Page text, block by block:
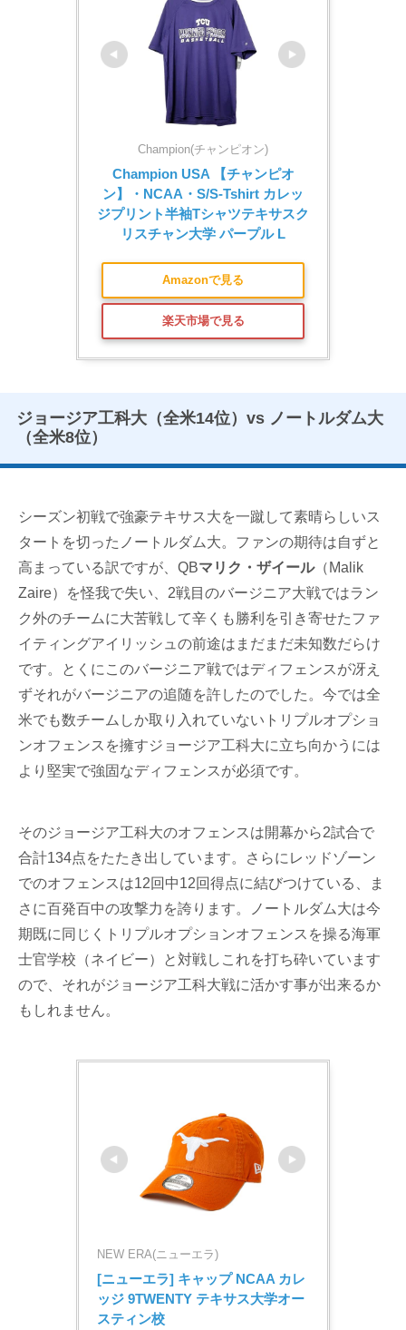
Champion(チャンピオン)
Champion USA 【チャンピオ
ン】・NCAA・S/S-Tshirt カレッ
ジプリント半袖Tシャツテキサスク
リスチャン大学 パープル L
Amazonで見る
楽天市場で見る
ジョージア工科大（全米14位）vs ノートルダム大
（全米8位）
シーズン初戦で強豪テキサス大を一蹴して素晴らしいス
タートを切ったノートルダム大。ファンの期待は自ずと
高まっている訳ですが、QBマリク・ザイール（Malik
Zaire）を怪我で失い、2戦目のバージニア大戦ではラン
ク外のチームに大苦戦して辛くも勝利を引き寄せたファ
イティングアイリッシュの前途はまだまだ未知数だらけ
です。とくにこのバージニア戦ではディフェンスが冴え
ずそれがバージニアの追随を許したのでした。今では全
米でも数チームしか取り入れていないトリプルオプショ
ンオフェンスを擁すジョージア工科大に立ち向かうには
より堅実で強固なディフェンスが必須です。
そのジョージア工科大のオフェンスは開幕から2試合で
合計134点をたたき出しています。さらにレッドゾーン
でのオフェンスは12回中12回得点に結びつけている、ま
さに百発百中の攻撃力を誇ります。ノートルダム大は今
期既に同じくトリプルオプションオフェンスを操る海軍
士官学校（ネイビー）と対戦しこれを打ち砕いています
ので、それがジョージア工科大戦に活かす事が出来るか
もしれません。
NEW ERA(ニューエラ)
[ニューエラ] キャップ NCAA カレ
ッジ 9TWENTY テキサス大学オー
スティン校